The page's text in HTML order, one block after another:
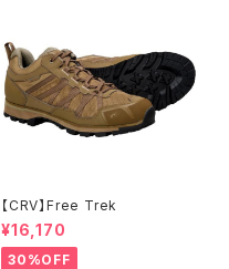
【CRV】Free Trek
¥16,170
30%OFF